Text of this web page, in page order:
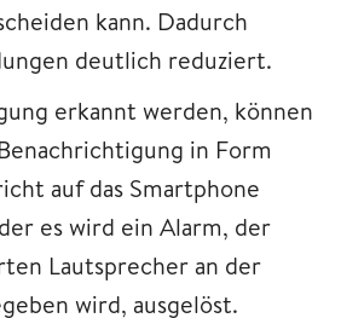
kann. Dadurch
deutlich reduziert.
erkannt werden, können
in Form
auf das Smartphone
es wird ein Alarm, der
Lautsprecher an der
wird, ausgelöst.